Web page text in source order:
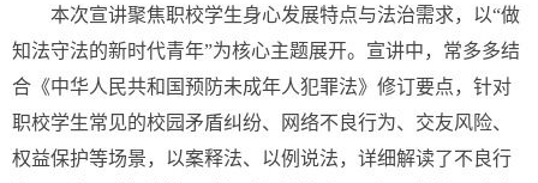
本次宣讲聚焦职校学生身心发展特点与法治需求，以“做
知法守法的新时代青年”为核心主题展开。宣讲中，常多多结
合《中华人民共和国预防未成年人犯罪法》修订要点，针对
职校学生常见的校园矛盾纠纷、网络不良行为、交友风险、
权益保护等场景，以案释法、以例说法，详细解读了不良行